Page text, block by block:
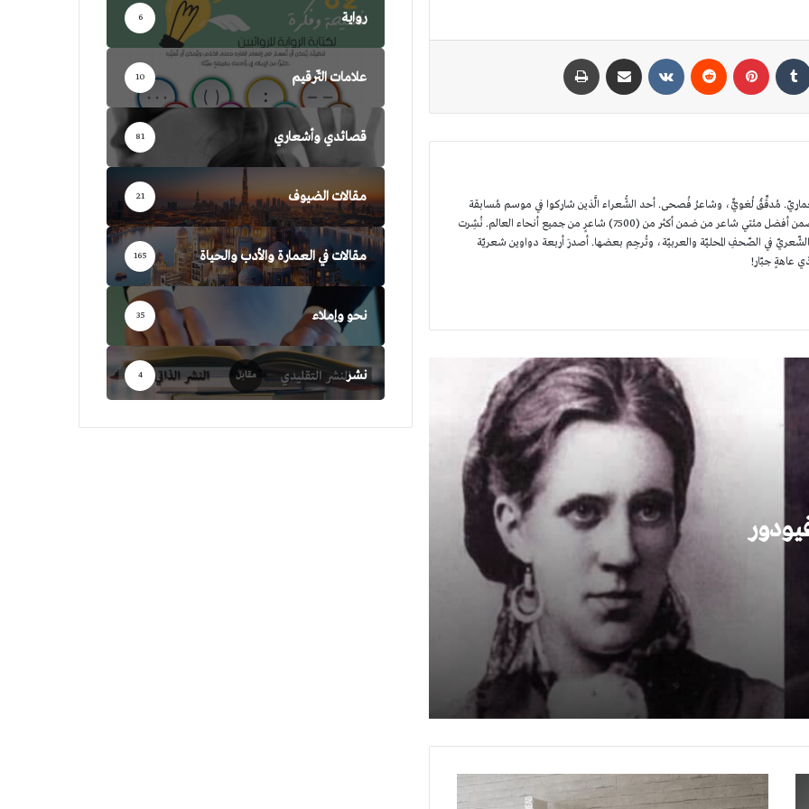
بينتيريست مشاركة عبر البريد
مُدقِّقٌ لُغويٌّ، وشاعرُ فُصحى. أحد الشُّعراء الَّذين شاركوا في موسم مُسابقة
أمير الشُّعراء الأوّل في أبوظبي، حيثُ اختير ضمن أفضل مئتي شاعر من ضمن أكثر من (7500) شاعرٍ من جميع أنحاء العالم. نُشِرت
في الصّحفِ المحليّة والعربيّة، وتُرجِم بعضها. أصدرَ أربعة دواوين شعريّة
عاهةٍ جبّار!
مذكرات آنا غريغور ريفنا زوجة فيودور
دستويفسكي
Loyalty
مزرعة الحيوان Animal Farm جورج أورويل
رجال في الشمس غسان كنفاني
موسم الهجرة إلى الشمال الطيب صالح
ولدت هناك ولدت هنا مريد البرغوثي
الشيطان والآنسة بريم باولو كويلو
واحة الغروب بهاء طاهر
سر
القراءة
رواية 6
علامات التّرقيم 10
قصائدي وأشعاري 81
مقالات الضيوف 21
مقالات في العمارة والأدب والحياة 165
نحو وإملاء 35
نشر 4